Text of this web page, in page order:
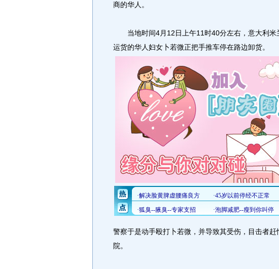
商的华人。
当地时间4月12日上午11时40分左右，意大利米
运货的华人妇女卜若微正把手推车停在路边卸货。
警察于是动手殴打卜若微，并导致其受伤，目击者
院。